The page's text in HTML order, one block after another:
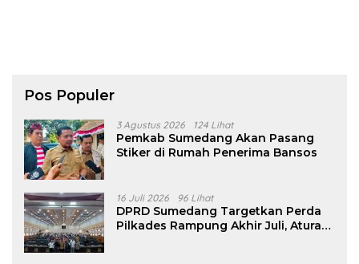
Pos Populer
3 Agustus 2026 124 Lihat
Pemkab Sumedang Akan Pasang
Stiker di Rumah Penerima Bansos
16 Juli 2026 96 Lihat
DPRD Sumedang Targetkan Perda
Pilkades Rampung Akhir Juli, Aturan